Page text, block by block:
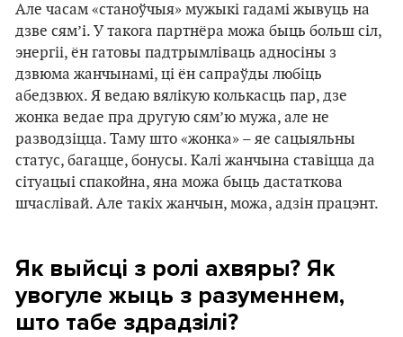
Але часам «станоўчыя» мужыкі гадамі жывуць на
дзве сям’і. У такога партнёра можа быць больш сіл,
энергіі, ён гатовы падтрымліваць адносіны з
дзвюма жанчынамі, ці ён сапраўды любіць
абедзвюх. Я ведаю вялікую колькасць пар, дзе
жонка ведае пра другую сям’ю мужа, але не
разводзіцца. Таму што «жонка» – яе сацыяльны
статус, багацце, бонусы. Калі жанчына ставіцца да
сітуацыі спакойна, яна можа быць дастаткова
шчаслівай. Але такіх жанчын, можа, адзін працэнт.
Як выйсці з ролі ахвяры? Як
увогуле жыць з разуменнем,
што табе здрадзілі?